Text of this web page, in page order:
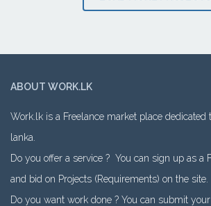
ABOUT WORK.LK
Work.lk is a Freelance market place dedicated
lanka.
Do you offer a service ? You can sign up as a
and bid on Projects (Requirements) on the site.
Do you want work done ? You can submit